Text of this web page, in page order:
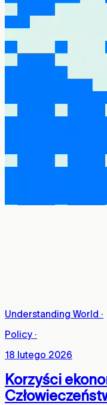
Understanding World ·
Policy ·
18 lutego 2026
Korzyści